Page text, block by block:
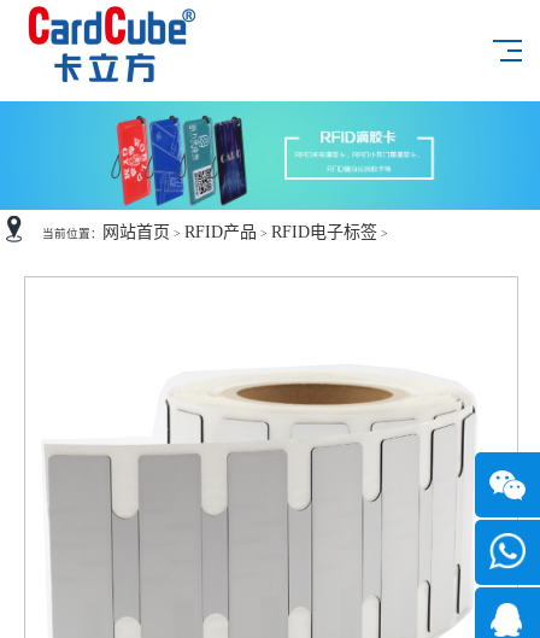
当前位置： 网站首页 > RFID产品 > RFID电子标签 >
微信
7*24小